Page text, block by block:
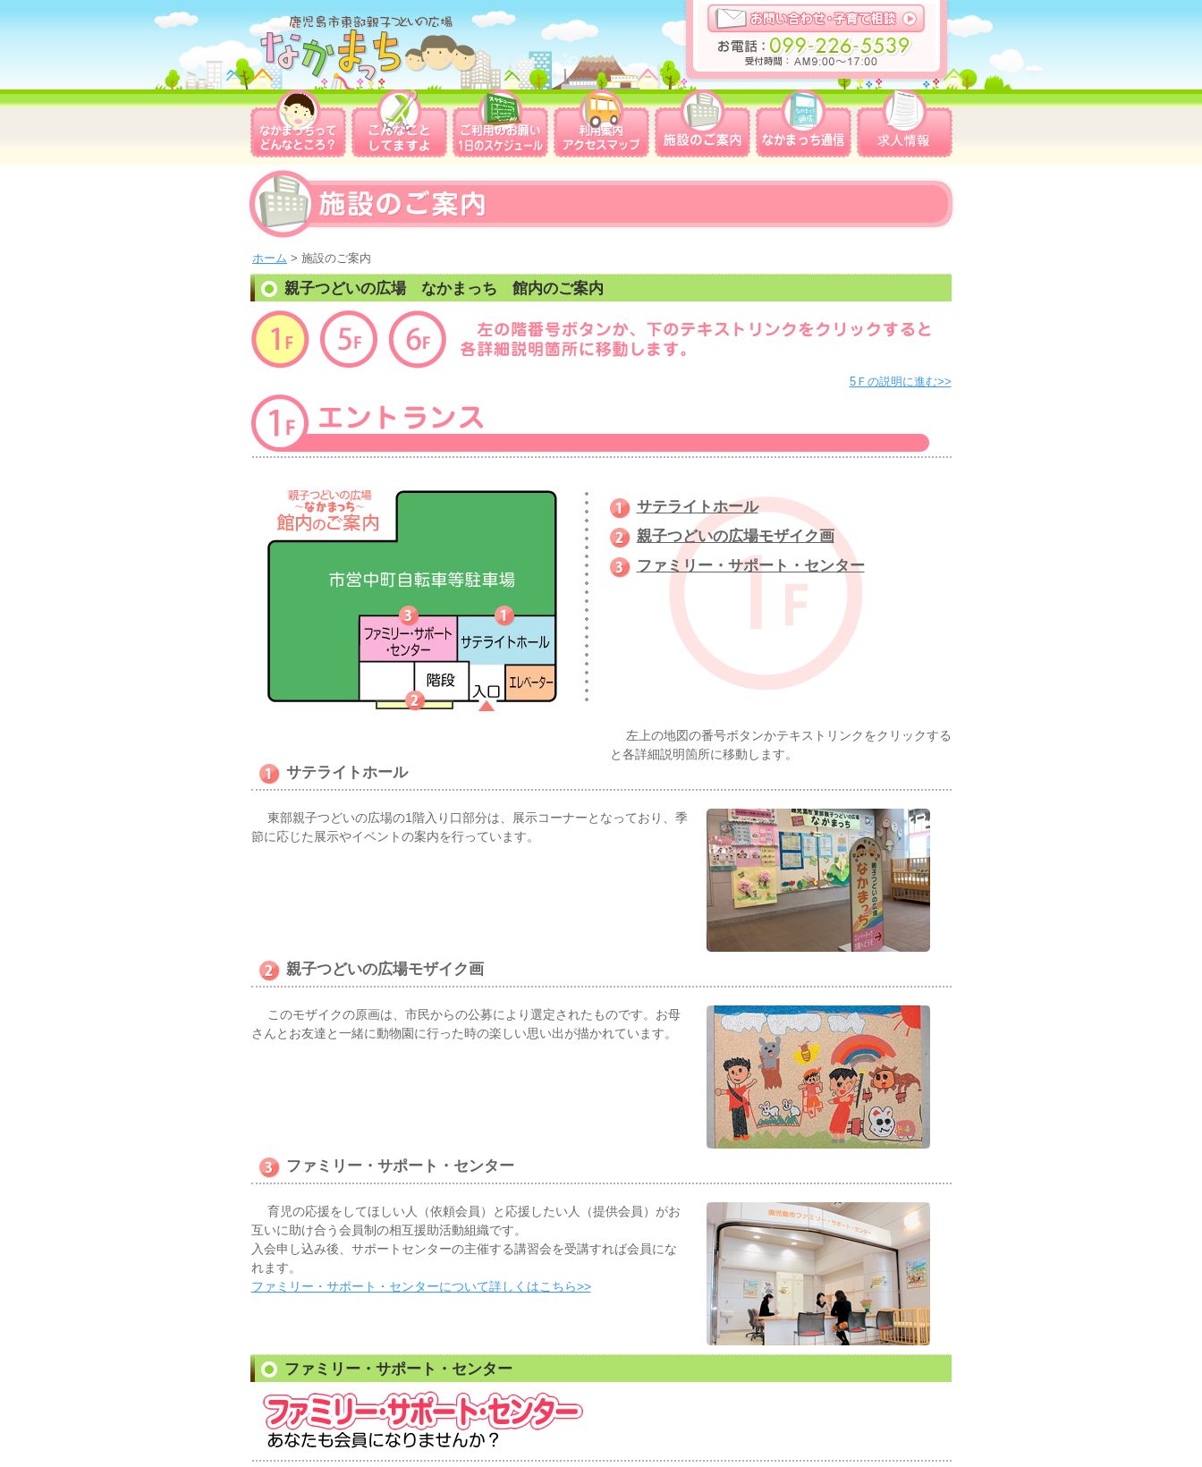
ホーム > 施設のご案内
親子つどいの広場 なかまっち 館内のご案内
5Ｆの説明に進む>>
サテライトホール
親子つどいの広場モザイク画
ファミリー・サポート・センター
左上の地図の番号ボタンかテキストリンクをクリックする
と各詳細説明箇所に移動します。
サテライトホール
東部親子つどいの広場の1階入り口部分は、展示コーナーとなっており、季
節に応じた展示やイベントの案内を行っています。
親子つどいの広場モザイク画
このモザイクの原画は、市民からの公募により選定されたものです。お母
さんとお友達と一緒に動物園に行った時の楽しい思い出が描かれています。
ファミリー・サポート・センター
育児の応援をしてほしい人（依頼会員）と応援したい人（提供会員）がお
互いに助け合う会員制の相互援助活動組織です。
入会申し込み後、サポートセンターの主催する講習会を受講すれば会員にな
れます。
ファミリー・サポート・センターについて詳しくはこちら>>
ファミリー・サポート・センター